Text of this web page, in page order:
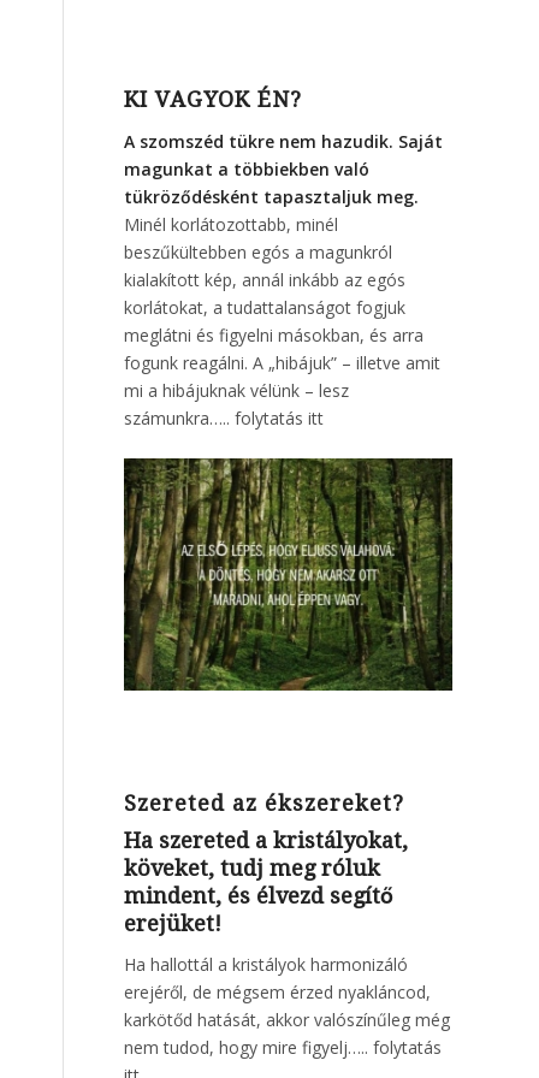
KI VAGYOK ÉN?
A szomszéd tükre nem hazudik. Saját
magunkat a többiekben való
tükröződésként tapasztaljuk meg.
Minél korlátozottabb, minél
beszűkültebben egós a magunkról
kialakított kép, annál inkább az egós
korlátokat, a tudattalanságot fogjuk
meglátni és figyelni másokban, és arra
fogunk reagálni. A „hibájuk” – illetve amit
mi a hibájuknak vélünk – lesz
számunkra….. folytatás itt
Szereted az ékszereket?
Ha szereted a kristályokat,
köveket, tudj meg róluk
mindent, és élvezd segítő
erejüket!
Ha hallottál a kristályok harmonizáló
erejéről, de mégsem érzed nyakláncod,
karkötőd hatását, akkor valószínűleg még
nem tudod, hogy mire figyelj….. folytatás